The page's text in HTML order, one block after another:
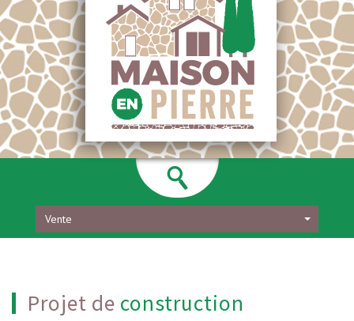
Vente
projet de construction